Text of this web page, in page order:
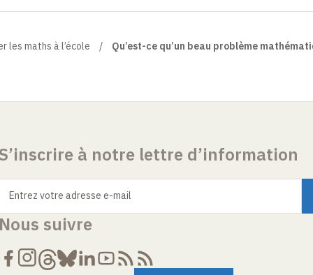
les maths à l’école Qu’est-ce qu’un beau problème
à notre lettre d’information
Entrez votre adresse e-mail
suivre